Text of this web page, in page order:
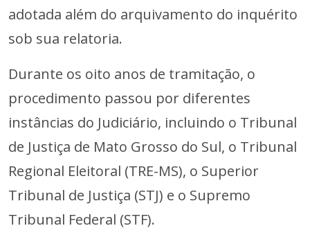
adotada além do arquivamento do inquérito
sob sua relatoria.
Durante os oito anos de tramitação, o
procedimento passou por diferentes
instâncias do Judiciário, incluindo o Tribunal
de Justiça de Mato Grosso do Sul, o Tribunal
Regional Eleitoral (TRE-MS), o Superior
Tribunal de Justiça (STJ) e o Supremo
Tribunal Federal (STF).